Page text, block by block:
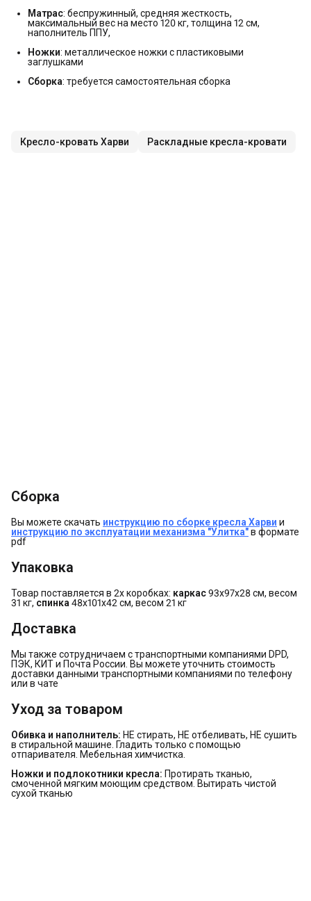
Матрас: беспружинный, средняя жесткость,
максимальный вес на место 120 кг, толщина 12 см,
наполнитель ППУ,
Ножки: металлическое ножки с пластиковыми
заглушками
Сборка: требуется самостоятельная сборка
Кресло-кровать Харви Раскладные кресла-кровати
Сборка
Вы можете скачать инструкцию по сборке кресла Харви и
инструкцию по эксплуатации механизма "Улитка"в формате
pdf
Упаковка
Товар поставляется в 2х коробках: каркас93х97х28 см, весом
31 кг, спинка 48х101х42 см, весом 21 кг
Доставка
Мы также сотрудничаем с транспортными компаниями DPD,
ПЭК, КИТ и Почта России. Вы можете уточнить стоимость
доставки данными транспортными компаниями по телефону
или в чате
Уход за товаром
Обивка и наполнитель: НЕ стирать, НЕ отбеливать, НЕ сушить
в стиральной машине. Гладить только с помощью
отпаривателя. Мебельная химчистка.
Ножки и подлокотники кресла: Протирать тканью,
смоченной мягким моющим средством. Вытирать чистой
сухой тканью